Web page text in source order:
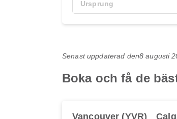
Senast uppdaterad den8 augusti
Boka och få de
Vancouver (YVR)